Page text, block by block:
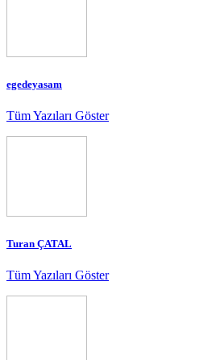
egedeyasam
Tüm Yazıları Göster
Turan ÇATAL
Tüm Yazıları Göster